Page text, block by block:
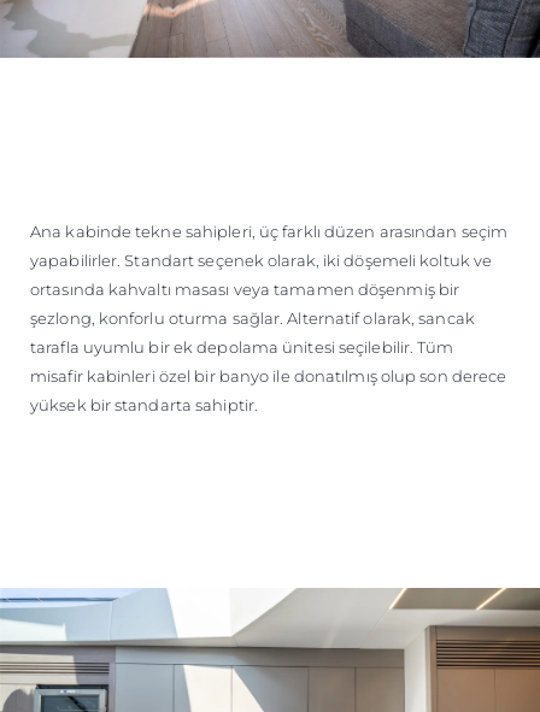
Ana kabinde tekne sahipleri, üç farklı düzen arasından seçim
yapabilirler. Standart seçenek olarak, iki döşemeli koltuk ve
ortasında kahvaltı masası veya tamamen döşenmiş bir
şezlong, konforlu oturma sağlar. Alternatif olarak, sancak
tarafla uyumlu bir ek depolama ünitesi seçilebilir. Tüm
misafir kabinleri özel bir banyo ile donatılmış olup son derece
yüksek bir standarta sahiptir.